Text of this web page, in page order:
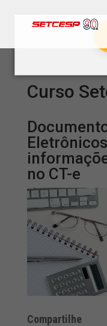
Curso
no CT-e
Compartilhe